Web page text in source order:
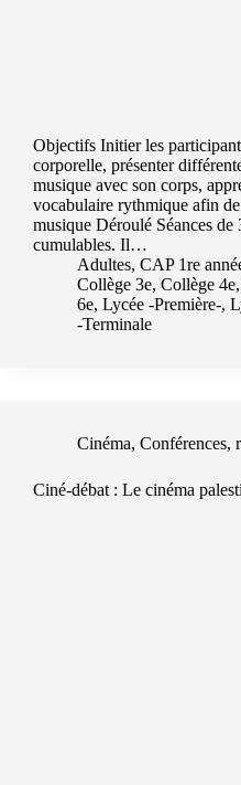
Objectifs Initier les
corporelle, présenter
musique avec son corps,
vocabulaire rythmique afin
musique Déroulé Séances de
cumulables. Il…
Adultes, CAP 1re
Collège 3e, Collège 4e,
6e, Lycée -Première-,
-Terminale
Cinéma, Conférences,
Ciné-débat : Le cinéma